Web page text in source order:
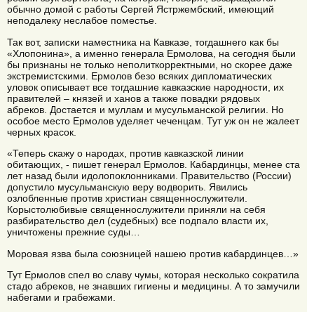
обычно домой с работы Сергей Ястржембский, имеющий
неподалеку неслабое поместье.
Так вот, записки наместника на Кавказе, тогдашнего как бы
«Хлопонина», а именно генерала Ермолова, на сегодня были
бы признаны не только неполиткорректными, но скорее даже
экстремистскими. Ермолов безо всяких дипломатических
уловок описывает все тогдашние кавказские народности, их
правителей – князей и ханов а также повадки рядовых
абреков. Достается и муллам и мусульманской религии. Но
особое место Ермолов уделяет чеченцам. Тут уж он не жалеет
черных красок.
«Теперь скажу о народах, против кавказской линии
обитающих, - пишет генерал Ермолов. Кабардинцы, менее ста
лет назад были идолопоклонниками. Правительство (России)
допустило мусульманскую веру водворить. Явились
озлобленные против христиан священнослужители.
Корыстолюбивые священнослужители приняли на себя
разбирательство дел (судебных) все подпало власти их,
уничтожены прежние суды…
Моровая язва была союзницей нашею против кабардинцев…»
Тут Ермолов спел во славу чумы, которая несколько сократила
стадо абреков, не знавших гигиены и медицины. А то замучили
набегами и грабежами.